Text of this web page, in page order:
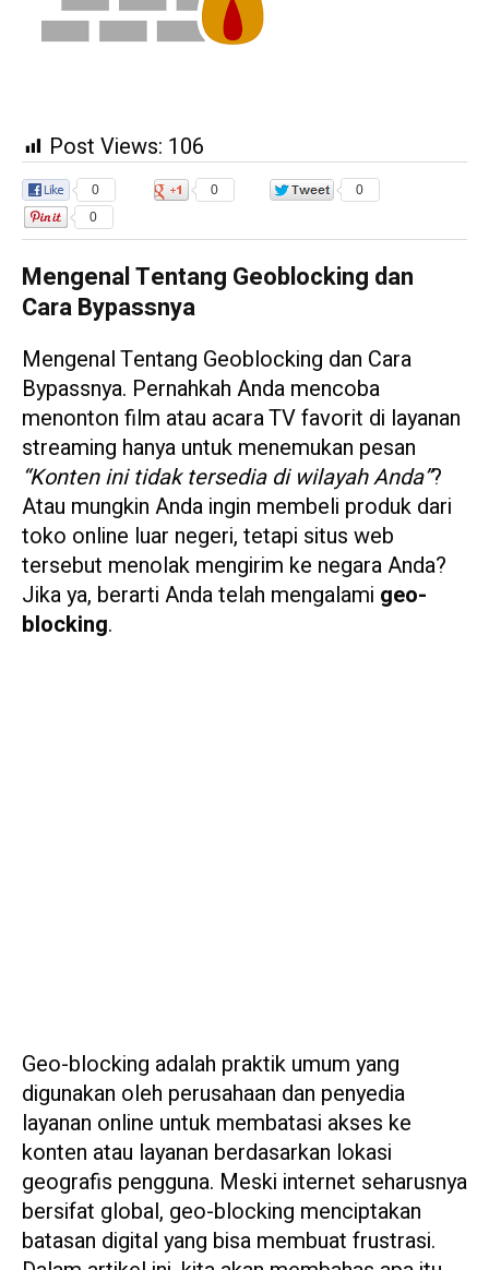
Post Views: 106
0 0
0
0
Mengenal Tentang Geoblocking dan
Cara Bypassnya
Mengenal Tentang Geoblocking dan Cara
Bypassnya. Pernahkah Anda mencoba
menonton film atau acara TV favorit di layanan
streaming hanya untuk menemukan pesan
“Konten ini tidak tersedia di wilayah Anda”?
Atau mungkin Anda ingin membeli produk dari
toko online luar negeri, tetapi situs web
tersebut menolak mengirim ke negara Anda?
Jika ya, berarti Anda telah mengalami geo-
blocking.
Geo-blocking adalah praktik umum yang
digunakan oleh perusahaan dan penyedia
layanan online untuk membatasi akses ke
konten atau layanan berdasarkan lokasi
geografis pengguna. Meski internet seharusnya
bersifat global, geo-blocking menciptakan
batasan digital yang bisa membuat frustrasi.